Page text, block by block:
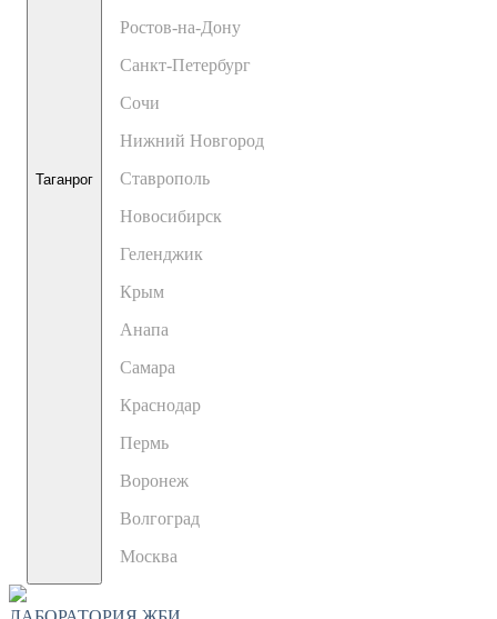
Таганрог
Ростов-на-Дону
Санкт-Петербург
Сочи
Нижний Новгород
Ставрополь
Новосибирск
Геленджик
Крым
Анапа
Самара
Краснодар
Пермь
Воронеж
Волгоград
Москва